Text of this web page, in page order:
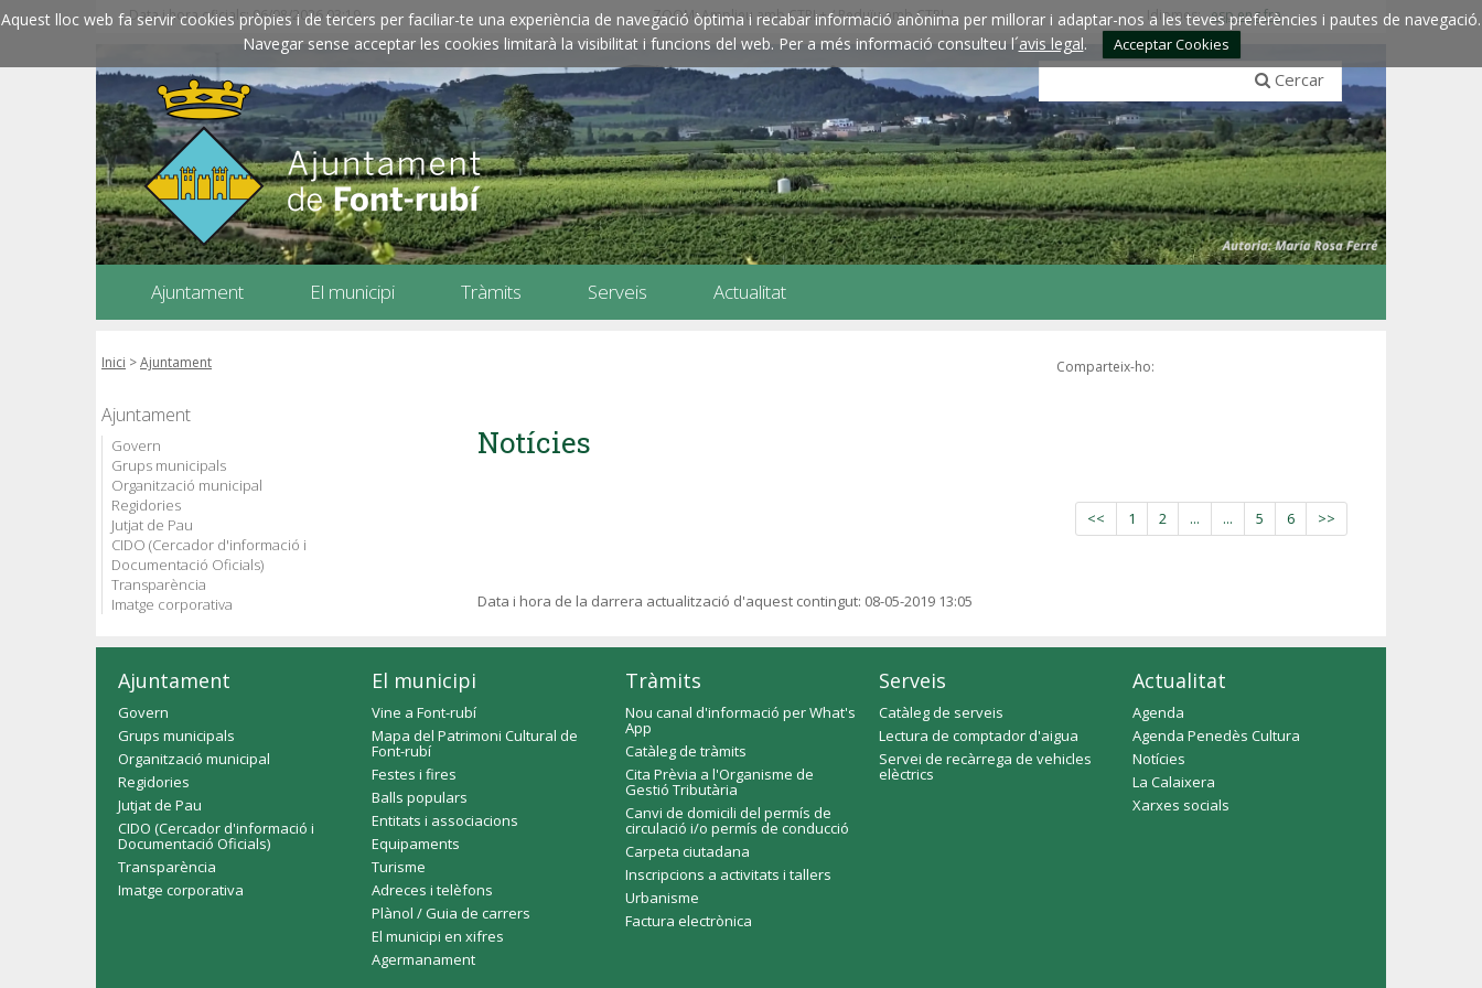
Aquest lloc web fa servir cookies pròpies i de tercers per faciliar-te una experiència de navegació òptima i recabar informació anònima per millorar i adaptar-nos a les teves preferències i pautes de navegació.
Navegar sense acceptar les cookies limitarà la visibilitat i funcions del web. Per a més informació consulteu l´avis legal. Acceptar Cookies
Data i hora oficials: 06/08/2026 03:19 ZOOM: Amplieu amb CTRL+ / Reduïu amb CTRL- Idiomes:esp engfra
Cercar
Ajuntament El municipi Tràmits Serveis Actualitat
Inici >Ajuntament Comparteix-ho:
Ajuntament
Govern
Grups municipals
Organització municipal
Regidories
Jutjat de Pau
CIDO (Cercador d'informació i
Documentació Oficials)
Transparència
Imatge corporativa
Notícies
<< 1 2 ... ... 5 6 >>
Data i hora de la darrera actualització d'aquest contingut: 08-05-2019 13:05
Ajuntament
Govern
Grups municipals
Organització municipal
Regidories
Jutjat de Pau
CIDO (Cercador d'informació i
Documentació Oficials)
Transparència
Imatge corporativa
El municipi
Vine a Font-rubí
Mapa del Patrimoni Cultural de
Font-rubí
Festes i fires
Balls populars
Entitats i associacions
Equipaments
Turisme
Adreces i telèfons
Plànol / Guia de carrers
El municipi en xifres
Agermanament
Tràmits
Nou canal d'informació per What's
App
Catàleg de tràmits
Cita Prèvia a l'Organisme de
Gestió Tributària
Canvi de domicili del permís de
circulació i/o permís de conducció
Carpeta ciutadana
Inscripcions a activitats i tallers
Urbanisme
Factura electrònica
Serveis
Catàleg de serveis
Lectura de comptador d'aigua
Servei de recàrrega de vehicles
elèctrics
Actualitat
Agenda
Agenda Penedès Cultura
Notícies
La Calaixera
Xarxes socials